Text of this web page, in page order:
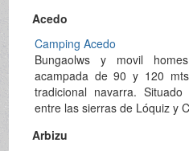
Acedo
Camping Acedo
Bungaolws y movil
acampada de 90 y 120
tradicional navarra.
entre las sierras de Lóquiz y
Arbizu